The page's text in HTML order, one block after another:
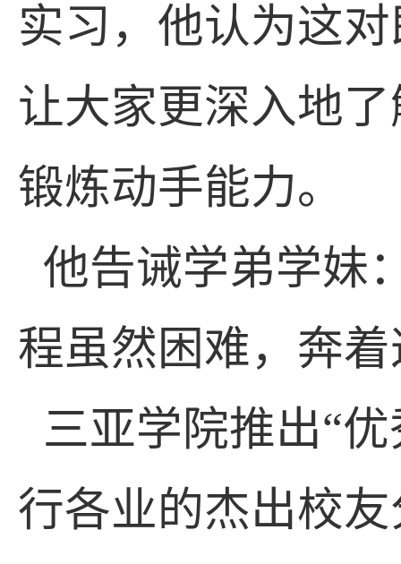
实习，他认为这
让大家更深入地
锻炼动手能力。
他告诫学弟学妹
程虽然困难，奔
三亚学院推出“
行各业的杰出校